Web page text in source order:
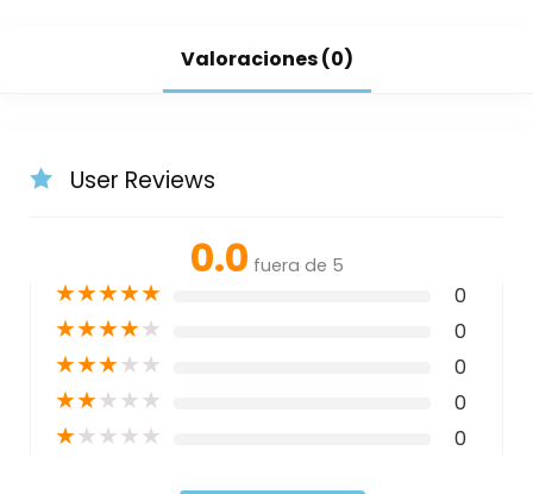
Valoraciones (0)
User Reviews
0.0 fuera de 5
★★★★★ 0
★★★★★ 0
★★★★★ 0
★★★★★ 0
★★★★★ 0